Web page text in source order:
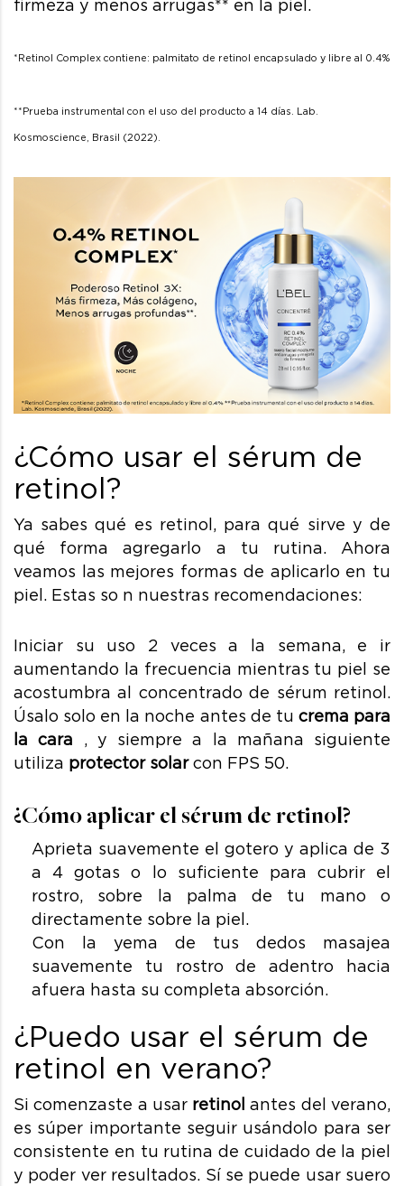
firmeza y menos arrugas** en la piel.
*Retinol Complex contiene: palmitato de retinol encapsulado y libre al 0.4%
**Prueba instrumental con el uso del producto a 14 días. Lab.
Kosmoscience, Brasil (2022).
¿Cómo usar el sérum de
retinol?
Ya sabes qué es retinol, para qué sirve y de
qué forma agregarlo a tu rutina. Ahora
veamos las mejores formas de aplicarlo en tu
piel. Estas so n nuestras recomendaciones:
Iniciar su uso 2 veces a la semana, e ir
aumentando la frecuencia mientras tu piel se
acostumbra al concentrado de sérum retinol.
Úsalo solo en la noche antes de tu crema para
la cara , y siempre a la mañana siguiente
utiliza protector solarcon FPS 50.
¿Cómo aplicar el sérum de retinol?
Aprieta suavemente el gotero y aplica de 3
a 4 gotas o lo suficiente para cubrir el
rostro, sobre la palma de tu mano o
directamente sobre la piel.
Con la yema de tus dedos masajea
suavemente tu rostro de adentro hacia
afuera hasta su completa absorción.
¿Puedo usar el sérum de
retinol en verano?
Si comenzaste a usar retinol antes del verano,
es súper importante seguir usándolo para ser
consistente en tu rutina de cuidado de la piel
y poder ver resultados. Sí se puede usar suero